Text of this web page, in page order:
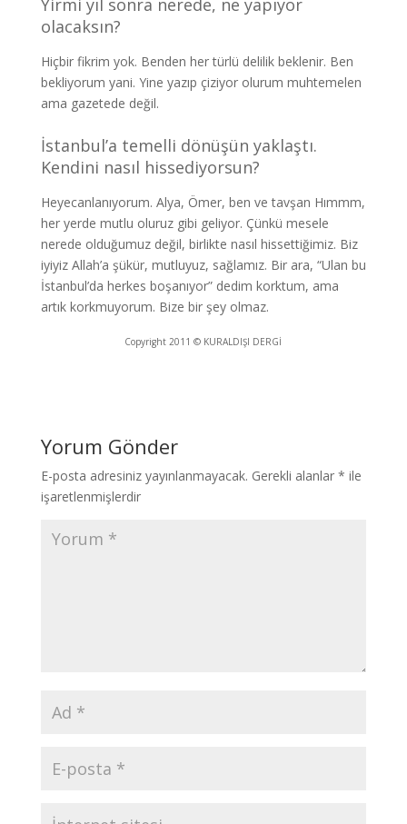
Yirmi yıl sonra nerede, ne yapıyor
olacaksın?
Hiçbir fikrim yok. Benden her türlü delilik beklenir. Ben
bekliyorum yani. Yine yazıp çiziyor olurum muhtemelen
ama gazetede değil.
İstanbul’a temelli dönüşün yaklaştı.
Kendini nasıl hissediyorsun?
Heyecanlanıyorum. Alya, Ömer, ben ve tavşan Hımmm,
her yerde mutlu oluruz gibi geliyor. Çünkü mesele
nerede olduğumuz değil, birlikte nasıl hissettiğimiz. Biz
iyiyiz Allah’a şükür, mutluyuz, sağlamız. Bir ara, “Ulan bu
İstanbul’da herkes boşanıyor” dedim korktum, ama
artık korkmuyorum. Bize bir şey olmaz.
Copyright 2011 © KURALDIŞI DERGİ
Yorum Gönder
E-posta adresiniz yayınlanmayacak. Gerekli alanlar * ile
işaretlenmişlerdir